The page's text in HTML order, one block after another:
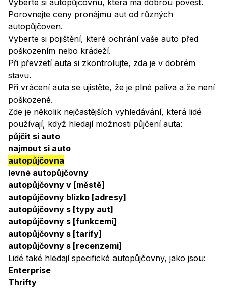
Vyberte si autopůjčovnu, která má dobrou pověst.
Porovnejte ceny pronájmu aut od různých
autopůjčoven.
Vyberte si pojištění, které ochrání vaše auto před
poškozením nebo krádeží.
Při převzetí auta si zkontrolujte, zda je v dobrém
stavu.
Při vrácení auta se ujistěte, že je plné paliva a že není
poškozené.
Zde je několik nejčastějších vyhledávání, která lidé
používají, když hledají možnosti půjčení auta:
půjčit si auto
najmout si auto
autopůjčovna
levné autopůjčovny
autopůjčovny v [městě]
autopůjčovny blízko [adresy]
autopůjčovny s [typy aut]
autopůjčovny s [funkcemi]
autopůjčovny s [tarify]
autopůjčovny s [recenzemi]
Lidé také hledají specifické autopůjčovny, jako jsou:
Enterprise
Thrifty